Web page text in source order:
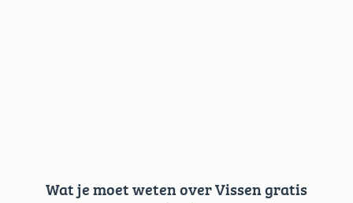
Wat je moet weten over Vissen gratis